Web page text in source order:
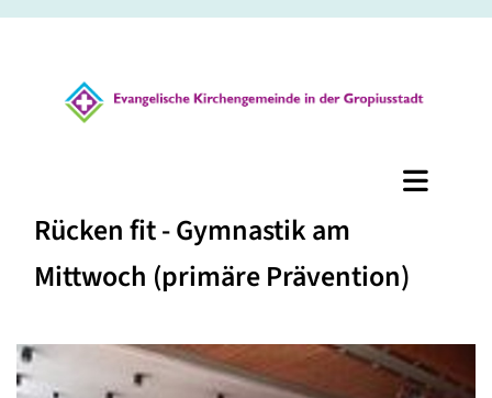
Rücken fit - Gymnastik am
Mittwoch (primäre Prävention)